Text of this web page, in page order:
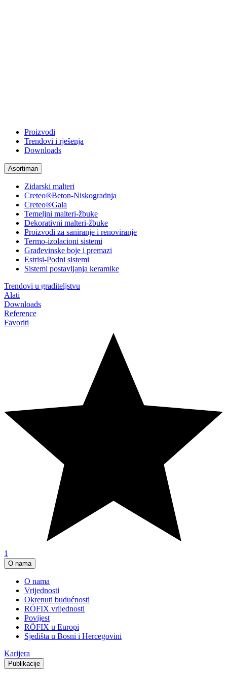
Proizvodi
Trendovi i rješenja
Downloads
Asortiman
Zidarski malteri
Creteo®Beton-Niskogradnja
Creteo®Gala
Temeljni malteri-žbuke
Dekorativni malteri-žbuke
Proizvodi za saniranje i renoviranje
Termo-izolacioni sistemi
Građevinske boje i premazi
Estrisi-Podni sistemi
Sistemi postavljanja keramike
Trendovi u graditeljstvu
Alati
Downloads
Reference
Favoriti
1
O nama
O nama
Vrijednosti
Okrenuti budućnosti
RÖFIX vrijednosti
Povijest
RÖFIX u Europi
Sjedišta u Bosni i Hercegovini
Karijera
Publikacije